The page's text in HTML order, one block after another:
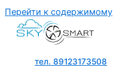
Перейти к содержимому
тел. 89123173508